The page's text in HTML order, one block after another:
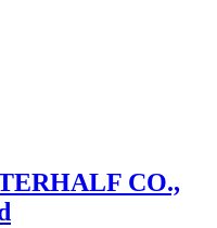
CO.,